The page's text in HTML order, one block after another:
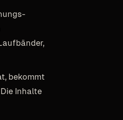
bekommt
Inhalte